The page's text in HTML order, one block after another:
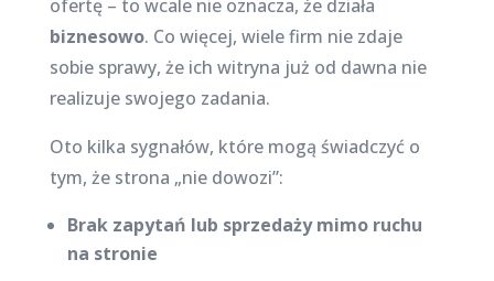
ofertę – to wcale nie oznacza, że działa
biznesowo. Co więcej, wiele firm nie zdaje
sobie sprawy, że ich witryna już od dawna nie
realizuje swojego zadania.
Oto kilka sygnałów, które mogą świadczyć o
tym, że strona „nie dowozi”:
Brak zapytań lub sprzedaży mimo ruchu
na stronie